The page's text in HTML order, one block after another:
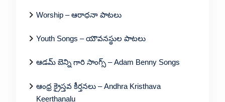
Worship – ఆరాధనా పాటలు
Youth Songs – యౌవనస్థుల పాటలు
ఆడమ్ బెన్ని గారి సాంగ్స్ – Adam Benny Songs
ఆంధ్ర క్రైస్తవ కీర్తనలు – Andhra Kristhava
Keerthanalu